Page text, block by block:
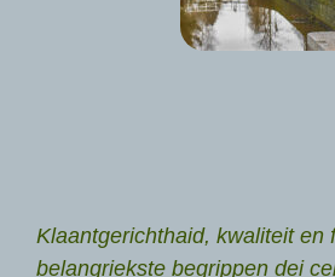
Klaantgerichthaid, kwaliteit en
belangriekste begrippen dei